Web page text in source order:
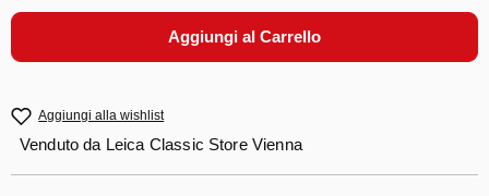
Aggiungi al Carrello
Aggiungi alla wishlist
Venduto da Leica Classic Store Vienna